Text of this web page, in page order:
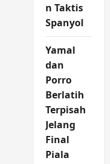
n Taktis
Spanyol
Yamal
dan
Porro
Berlatih
Terpisah
Jelang
Final
Piala